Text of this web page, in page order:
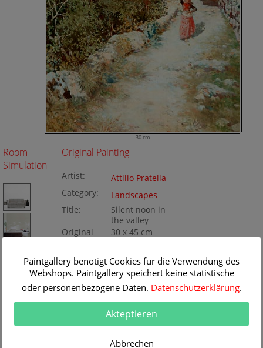
30 cm
Room
Simulation
Original Painting
Artist:
Attilio Pratella
Category:
Landscapes
Title:
Silent noon in
the valley
Original
30 x 45 cm
Oil/Canvas
Painting ID:
K070936
Paintgallery benötigt Cookies für die Verwendung des
Webshops. Paintgallery speichert keine statistische
oder personenbezogene Daten. Datenschutzerklärung.
Akteptieren
Abbrechen